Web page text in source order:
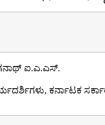
ಐ.ಎ.ಎಸ್.
ಕರ್ನಾಟಕ